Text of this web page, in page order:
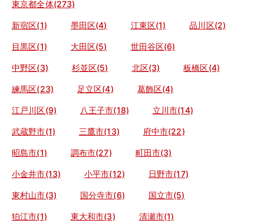
東京都全体(273)
新宿区(1) 墨田区(4) 江東区(1) 品川区(2)
目黒区(1) 大田区(5) 世田谷区(6)
中野区(3) 杉並区(5) 北区(3) 板橋区(4)
練馬区(23) 足立区(4) 葛飾区(4)
江戸川区(9) 八王子市(18) 立川市(14)
武蔵野市(1) 三鷹市(13) 府中市(22)
昭島市(1) 調布市(27) 町田市(3)
小金井市(13) 小平市(12) 日野市(17)
東村山市(3) 国分寺市(6) 国立市(5)
狛江市(1) 東大和市(3) 清瀬市(1)